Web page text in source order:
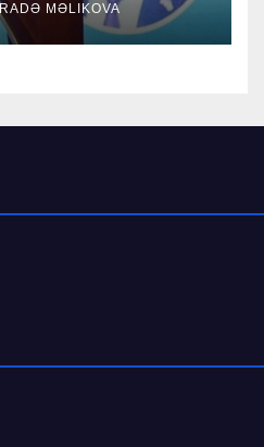
MƏLIKOVA